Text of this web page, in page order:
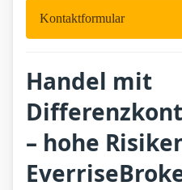
Kontaktformular
Handel mit
– hohe